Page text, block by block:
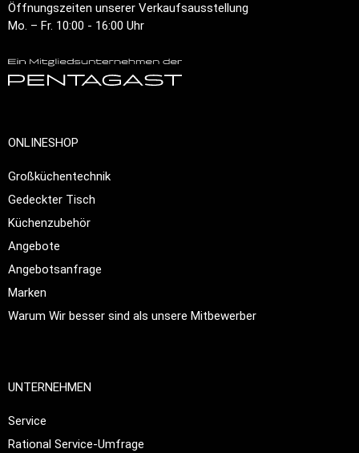
Öffnungszeiten unserer Verkaufsausstellung
Mo. – Fr. 10:00 - 16:00 Uhr
ONLINESHOP
Großküchentechnik
Gedeckter Tisch
Küchenzubehör
Angebote
Angebotsanfrage
Marken
Warum Wir besser sind als unsere Mitbewerber
UNTERNEHMEN
Service
Rational Service-Umfrage